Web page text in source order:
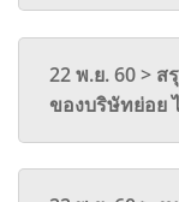
22 พ.ย. 60 >
ของบริษัทย่อย